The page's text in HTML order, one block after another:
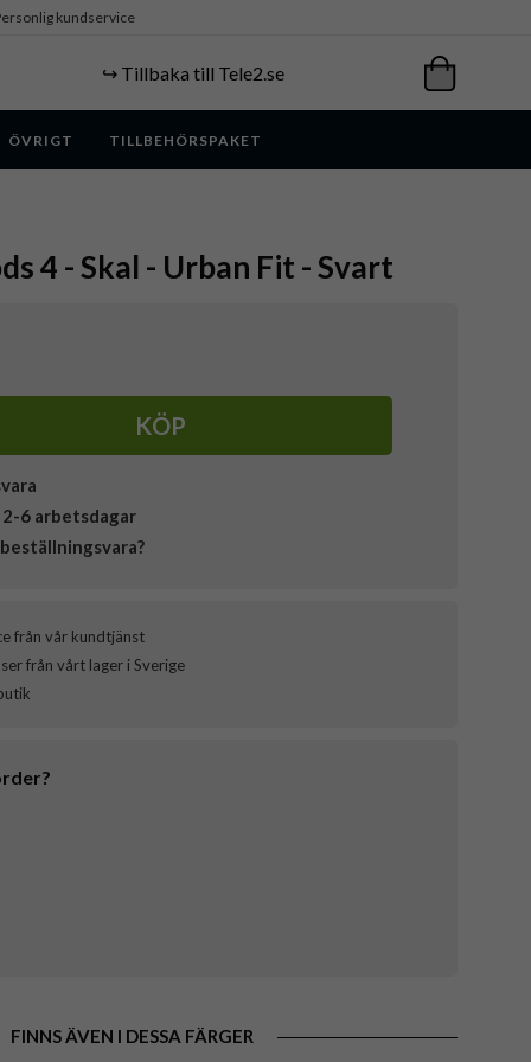
kundservice
↪️ Tillbaka till Tele2.se
ÖVRIGT TILLBEHÖRSPAKET
4 - Skal - Urban Fit - Svart
KÖP
2-6 arbetsdagar
från vår kundtjänst
från vårt lager i Sverige
FINNS ÄVEN I DESSA FÄRGER